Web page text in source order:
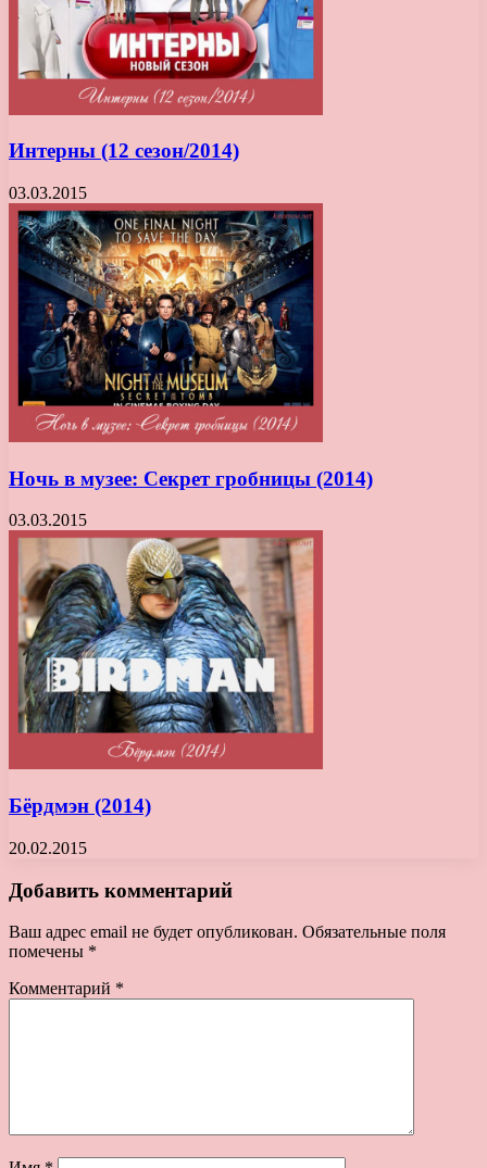
Интерны (12 сезон/2014)
03.03.2015
Ночь в музее: Секрет гробницы (2014)
03.03.2015
Бёрдмэн (2014)
20.02.2015
Добавить комментарий
Ваш адрес email не будет опубликован. Обязательные поля
помечены *
Комментарий *